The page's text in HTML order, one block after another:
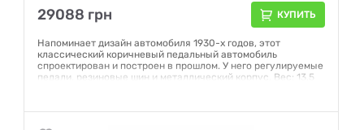
29088 грн КУПИТЬ
Напоминает дизайн автомобиля 1930-х годов, этот
классический коричневый педальный автомобиль
спроектирован и построен в прошлом. У него регулируемые
педали, резиновые шин и металлический корпус. Вес: 13.5
Гарантия:NO